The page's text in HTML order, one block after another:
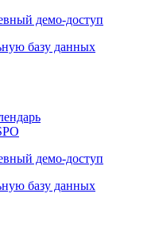
демо-доступ
базу данных
демо-доступ
базу данных